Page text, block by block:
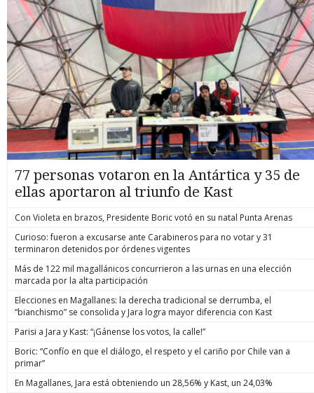
77 personas votaron en la Antártica y 35 de
ellas aportaron al triunfo de Kast
Con Violeta en brazos, Presidente Boric votó en su natal Punta Arenas
Curioso: fueron a excusarse ante Carabineros para no votar y 31
terminaron detenidos por órdenes vigentes
Más de 122 mil magallánicos concurrieron a las urnas en una elección
marcada por la alta participación
Elecciones en Magallanes: la derecha tradicional se derrumba, el
“bianchismo” se consolida y Jara logra mayor diferencia con Kast
Parisi a Jara y Kast: “¡Gánense los votos, la calle!”
Boric: “Confío en que el diálogo, el respeto y el cariño por Chile van a
primar”
En Magallanes, Jara está obteniendo un 28,56% y Kast, un 24,03%